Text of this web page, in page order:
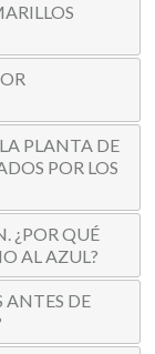
PLANTA DE
POR LOS
¿POR QUÉ
AL AZUL?
ANTES DE